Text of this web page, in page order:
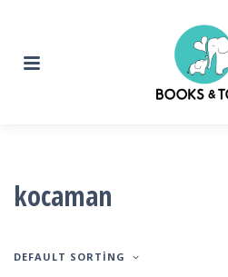
kocaman
DEFAULT SORTING